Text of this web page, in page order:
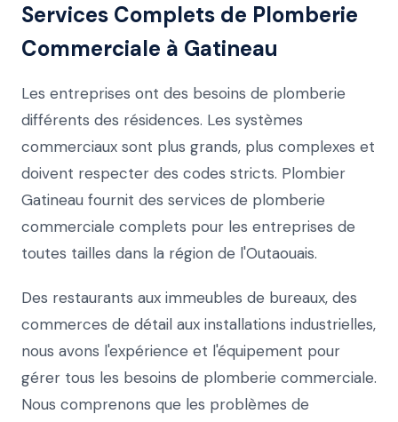
Services Complets de Plomberie
Commerciale à Gatineau
Les entreprises ont des besoins de plomberie
différents des résidences. Les systèmes
commerciaux sont plus grands, plus complexes et
doivent respecter des codes stricts. Plombier
Gatineau fournit des services de plomberie
commerciale complets pour les entreprises de
toutes tailles dans la région de l'Outaouais.
Des restaurants aux immeubles de bureaux, des
commerces de détail aux installations industrielles,
nous avons l'expérience et l'équipement pour
gérer tous les besoins de plomberie commerciale.
Nous comprenons que les problèmes de